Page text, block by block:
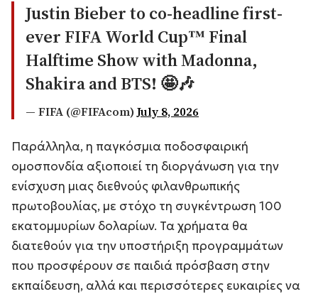
Justin Bieber to co-headline first-
ever FIFA World Cup™ Final
Halftime Show with Madonna,
Shakira and BTS! 🤩🎶
— FIFA (@FIFAcom) July 8, 2026
Παράλληλα, η παγκόσμια ποδοσφαιρική
ομοσπονδία αξιοποιεί τη διοργάνωση για την
ενίσχυση μιας διεθνούς φιλανθρωπικής
πρωτοβουλίας, με στόχο τη συγκέντρωση 100
εκατομμυρίων δολαρίων. Τα χρήματα θα
διατεθούν για την υποστήριξη προγραμμάτων
που προσφέρουν σε παιδιά πρόσβαση στην
εκπαίδευση, αλλά και περισσότερες ευκαιρίες να